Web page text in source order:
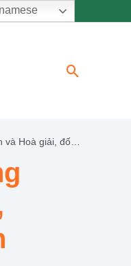
Tìm
và Hoà giải, đối